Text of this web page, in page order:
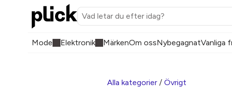
Mode Elektronik MärkenOm ossNybegagnatVanliga
Alla kategorier / Övrigt